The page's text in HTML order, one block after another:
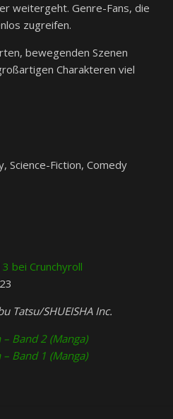
weitergeht. Genre-Fans, die
zugreifen.
bewegenden Szenen
Charakteren viel
Science-Fiction, Comedy
bei Crunchyroll
Tatsu/SHUEISHA Inc.
Band 2 (Manga)
Band 1 (Manga)